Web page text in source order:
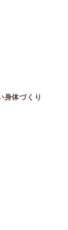
身体づくり